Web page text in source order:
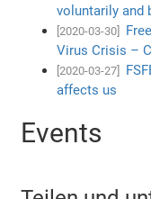
voluntarily and
[2020-03-30]
Virus Crisis –
[2020-03-27]
affects us
Events